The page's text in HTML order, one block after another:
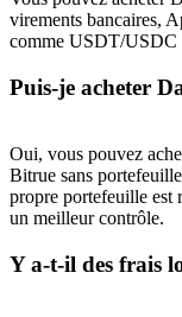
Register &
Trade Gold &
USDT New
virements bancaires,
comme USDT/USDC
Puis-je acheter
Oui, vous pouvez
Bitrue sans
propre portefeuille est
un meilleur contrôle.
Y a-t-il des frais